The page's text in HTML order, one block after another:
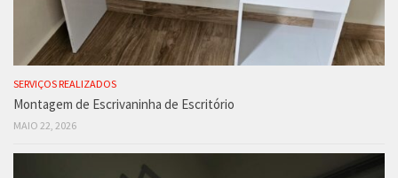
SERVIÇOS REALIZADOS
Montagem de Escrivaninha de Escritório
MAIO 22, 2026